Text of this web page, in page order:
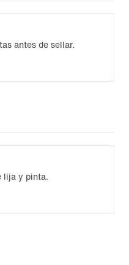
antes de sellar.
lija y pinta.